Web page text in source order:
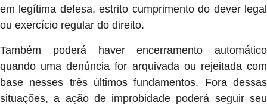
em legítima defesa, estrito cumprimento do dever legal
ou exercício regular do direito.
Também poderá haver encerramento automático
quando uma denúncia for arquivada ou rejeitada com
base nesses três últimos fundamentos. Fora dessas
situações, a ação de improbidade poderá seguir seu